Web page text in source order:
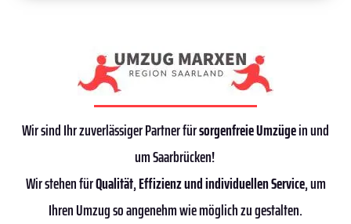
Wir sind Ihr zuverlässiger Partner fürsorgenfreie Umzügein und
um Saarbrücken!
Wir stehen fürQualität,Effizienzund individuellen Service, um
Ihren Umzug so angenehm wie möglich zu gestalten.